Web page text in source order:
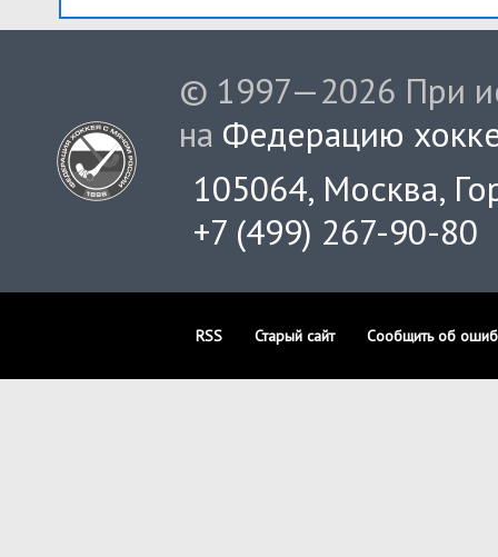
© 1997—2026 При
на Федерацию
105064, Москва,
+7 (499) 267-90-80
RSS Старый сайт Сообщить об